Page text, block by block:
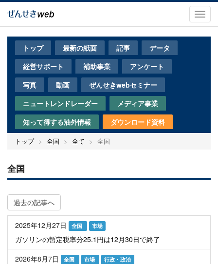
メ
トップ 最新の紙面 記事
データ
経営サポート
補助事業
アンケート
写真
動画
ぜんせきwebセミナー
ニュートレンドレーダー
メディア事業
知って得する油外情報
ダウンロード資料
トップ 全国 全て 全国
全国
過去の記事へ
2025年12月27日 全国 市場
ガソリンの暫定税率分25.1円は12月30日で終了
2026年8月7日
全国 市場 行政・政治